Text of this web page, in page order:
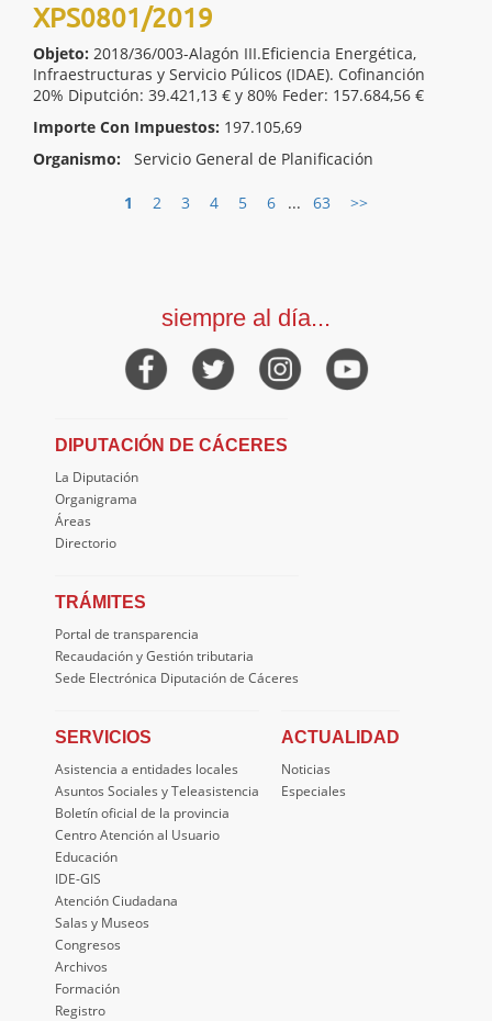
XPS0801/2019
Objeto: 2018/36/003-Alagón III.Eficiencia Energética,
Infraestructuras y Servicio Púlicos (IDAE). Cofinanción
20% Diputción: 39.421,13 € y 80% Feder: 157.684,56 €
Importe Con Impuestos: 197.105,69
Organismo:
Servicio General de Planificación
1 2 3 4 5 6 ... 63 >>
siempre al día...
DIPUTACIÓN DE CÁCERES
La Diputación
Organigrama
Áreas
Directorio
TRÁMITES
Portal de transparencia
Recaudación y Gestión tributaria
Sede Electrónica Diputación de Cáceres
SERVICIOS
Asistencia a entidades locales
Asuntos Sociales y Teleasistencia
Boletín oficial de la provincia
Centro Atención al Usuario
Educación
IDE-GIS
Atención Ciudadana
Salas y Museos
Congresos
Archivos
Formación
Registro
ACTUALIDAD
Noticias
Especiales